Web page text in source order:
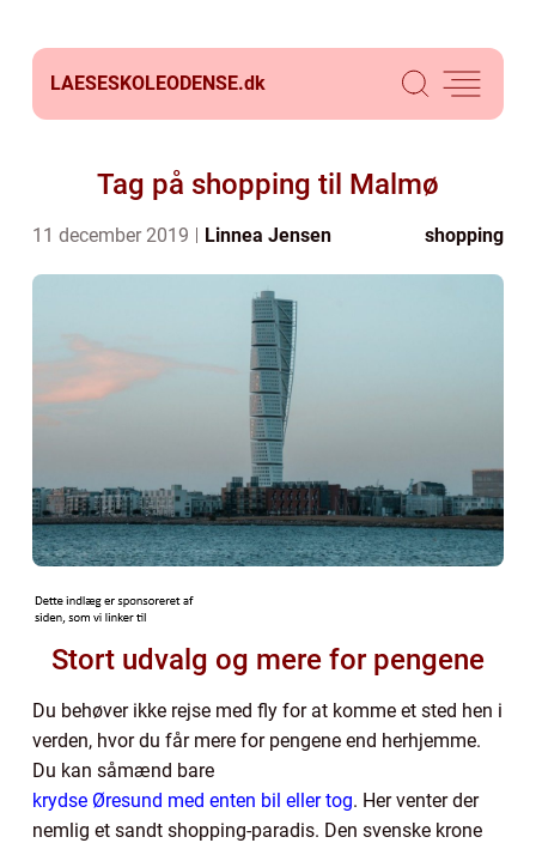
LAESESKOLEODENSE.dk
Tag på shopping til Malmø
11 december 2019 Linnea Jensen shopping
Stort udvalg og mere for pengene
Du behøver ikke rejse med fly for at komme et sted hen i
verden, hvor du får mere for pengene end herhjemme.
Du kan såmænd bare
krydse Øresund med enten bil eller tog. Her venter der
nemlig et sandt shopping-paradis. Den svenske krone